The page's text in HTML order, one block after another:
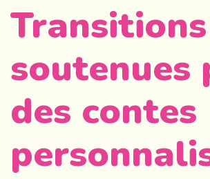
Transitions
soutenues
des contes